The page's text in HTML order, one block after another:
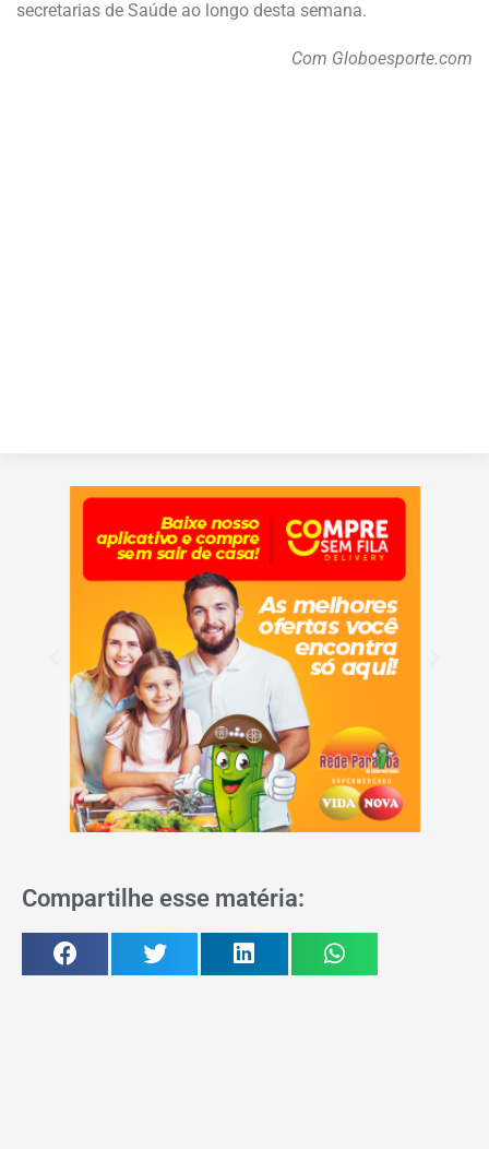
secretarias de Saúde ao longo desta semana.
Com Globoesporte.com
Compartilhe esse matéria: